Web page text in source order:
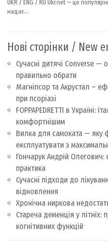
Нові сторінки / New
Сучасні дитячі Converse —
правильно обрати
Магніпсор та Акрустал –
при псоріазі
FOPPAPEDRETTI в Україні:
комфортнішим
Вилка для самоката — яку
експлуатувати з
Гончарук Андрій Олегович:
практика
Сучасні підходи до
відновлення
Хронічна ниркова
Стареча деменція у
когнітивних функцій